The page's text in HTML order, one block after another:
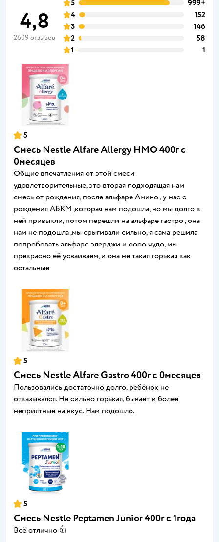
4,8
2609 отзывов
5
999+
4
152
3
146
2
58
1
1
5
Смесь Nestle Alfare Allergy HMO 400г с
0месяцев
Общие впечатления от этой смеси
удовлетворительные, это вторая подходящая нам
смесь от рождения, после альфаре Амино , у нас с
рождения АБКМ ,которая нам подошла, но мы долго к
ней привыкли, потом перешли на альфаре гастро , она
нам не подошла ,мы срыгивали сильно, я сама решила
попробовать альфаре элерджи и оооо чудо, мы
прекрасно её усваиваем, и она не такая горькая как
остальные
5
Cмесь Nestle Alfare Gastro 400г c 0месяцев
Пользовались достаточно долго, ребёнок не
отказывался. Не сильно горькая, бывает и более
неприятные на вкус. Нам подошло.
5
Смесь Nestle Peptamen Junior 400г с 1года
Всё отлично 👍